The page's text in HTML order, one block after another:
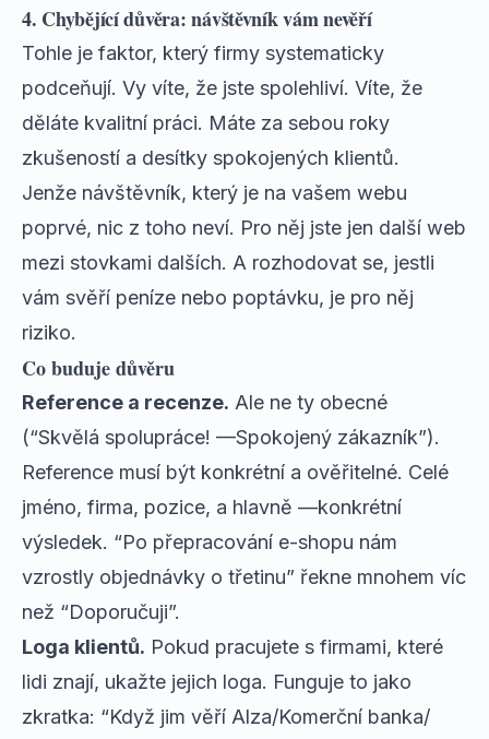
4. Chybějící důvěra: návštěvník vám nevěří
Tohle je faktor, který firmy systematicky
podceňují. Vy víte, že jste spolehliví. Víte, že
děláte kvalitní práci. Máte za sebou roky
zkušeností a desítky spokojených klientů.
Jenže návštěvník, který je na vašem webu
poprvé, nic z toho neví. Pro něj jste jen další web
mezi stovkami dalších. A rozhodovat se, jestli
vám svěří peníze nebo poptávku, je pro něj
riziko.
Co buduje důvěru
Reference a recenze. Ale ne ty obecné
(“Skvělá spolupráce! —Spokojený zákazník”).
Reference musí být konkrétní a ověřitelné. Celé
jméno, firma, pozice, a hlavně —konkrétní
výsledek. “Po přepracování e-shopu nám
vzrostly objednávky o třetinu” řekne mnohem víc
než “Doporučuji”.
Loga klientů. Pokud pracujete s firmami, které
lidi znají, ukažte jejich loga. Funguje to jako
zkratka: “Když jim věří Alza/Komerční banka/